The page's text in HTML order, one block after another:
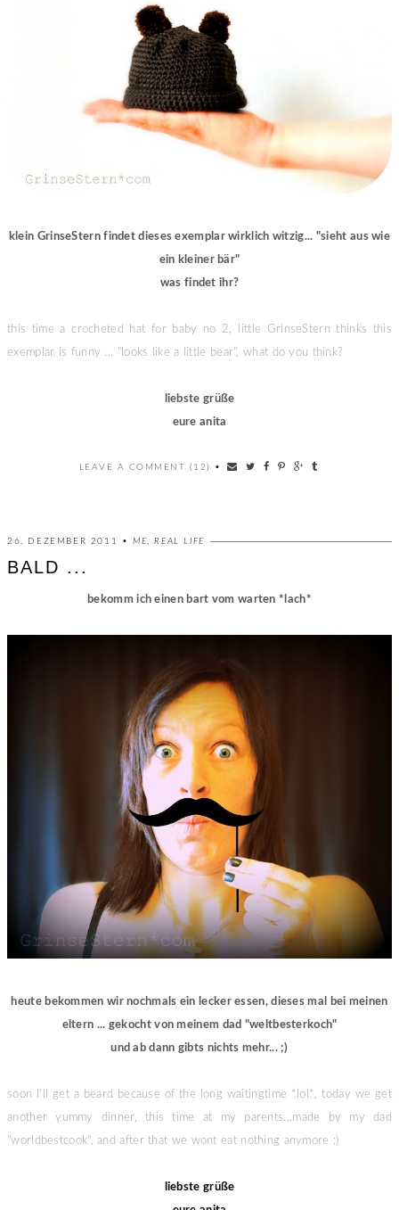
klein GrinseStern findet dieses exemplar wirklich witzig... "sieht aus wie
ein kleiner bär"
was findet ihr?
this time a crocheted hat for baby no 2, little GrinseStern thinks this
exemplar is funny ... "looks like a little bear", what do you think?
liebste grüße
eure anita
LEAVE A COMMENT (12) •
26. DEZEMBER 2011 • ME,REAL LIFE
BALD ...
bekomm ich einen bart vom warten *lach*
heute bekommen wir nochmals ein lecker essen, dieses mal bei meinen
eltern ... gekocht von meinem dad "weltbesterkoch"
und ab dann gibts nichts mehr... ;)
soon I'll get a beard because of the long waitingtime *lol*, today we get
another yummy dinner, this time at my parents...made by my dad
"worldbestcook", and after that we wont eat nothing anymore ;)
liebste grüße